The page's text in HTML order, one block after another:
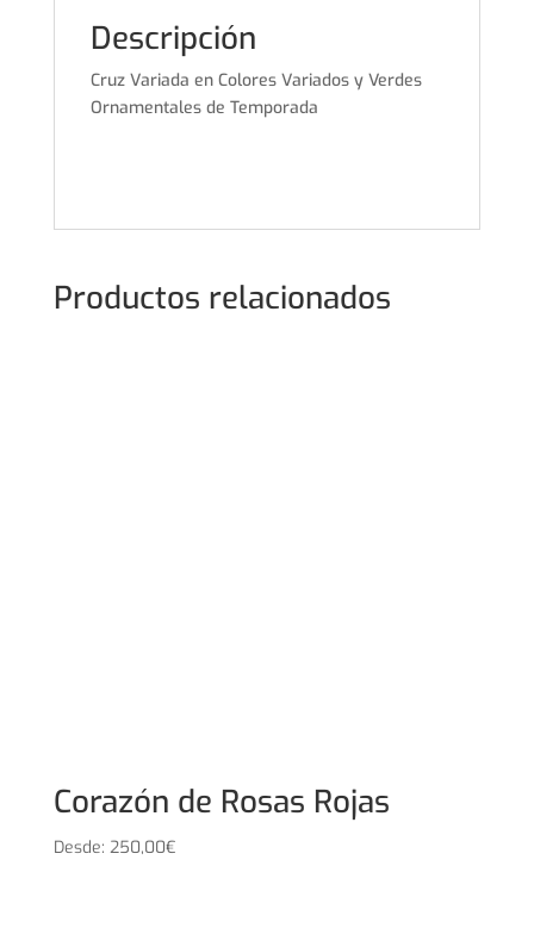
Descripción
Cruz Variada en Colores Variados y Verdes
Ornamentales de Temporada
Productos relacionados
Corazón de Rosas Rojas
Desde: 250,00€